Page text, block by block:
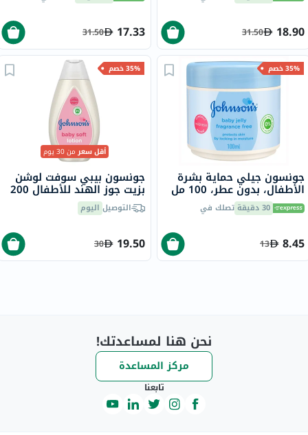
18.90
31.50
17.33
31.50
35% خصم
جونسون جيلي حماية بشرة
الأطفال، بدون عطر، 100 مل
30 دقيقة تصلك في
8.45
13
35% خصم
أقل سعرمن 30 يوم
جونسون بيبي سوفت لوشن
بزيت جوز الهند للأطفال 200
ملالتوصيل اليوم
19.50
30
نحن هنا لمساعدتك!
مركز المساعدة
تابعنا